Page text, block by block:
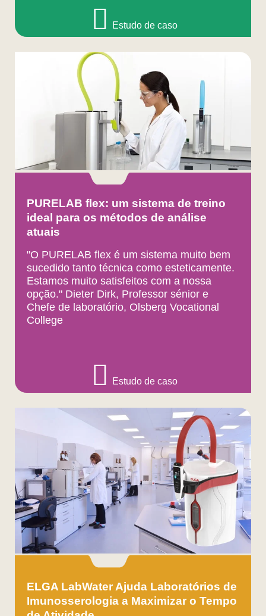
Estudo de caso
PURELAB flex: um sistema de treino
ideal para os métodos de análise
atuais
"O PURELAB flex é um sistema muito bem
sucedido tanto técnica como esteticamente.
Estamos muito satisfeitos com a nossa
opção." Dieter Dirk, Professor sénior e
Chefe de laboratório, Olsberg Vocational
College
Estudo de caso
ELGA LabWater Ajuda Laboratórios de
Imunosserologia a Maximizar o Tempo